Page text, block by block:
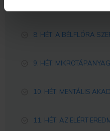
8. HÉT: A BÉLFLÓRA
9. HÉT:
10. HÉT: MENTÁLIS
11. HÉT: AZ ELÉRT